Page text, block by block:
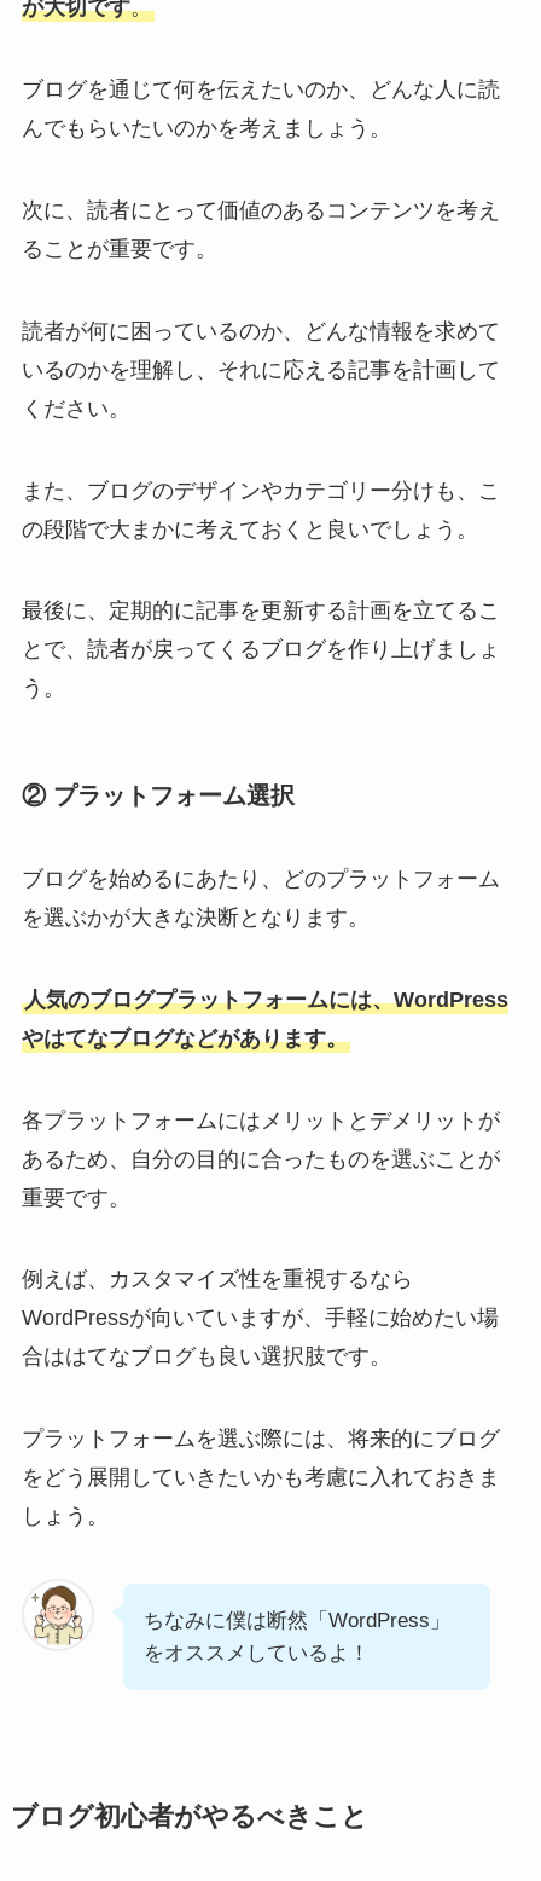
が大切です。
ブログを通じて何を伝えたいのか、どんな人に読
んでもらいたいのかを考えましょう。
次に、読者にとって価値のあるコンテンツを考え
ることが重要です。
読者が何に困っているのか、どんな情報を求めて
いるのかを理解し、それに応える記事を計画して
ください。
また、ブログのデザインやカテゴリー分けも、こ
の段階で大まかに考えておくと良いでしょう。
最後に、定期的に記事を更新する計画を立てるこ
とで、読者が戻ってくるブログを作り上げましょ
う。
② プラットフォーム選択
ブログを始めるにあたり、どのプラットフォーム
を選ぶかが大きな決断となります。
人気のブログプラットフォームには、WordPress
やはてなブログなどがあります。
各プラットフォームにはメリットとデメリットが
あるため、自分の目的に合ったものを選ぶことが
重要です。
例えば、カスタマイズ性を重視するなら
WordPressが向いていますが、手軽に始めたい場
合ははてなブログも良い選択肢です。
プラットフォームを選ぶ際には、将来的にブログ
をどう展開していきたいかも考慮に入れておきま
しょう。
ちなみに僕は断然「WordPress」
をオススメしているよ！
ブログ初心者がやるべきこと